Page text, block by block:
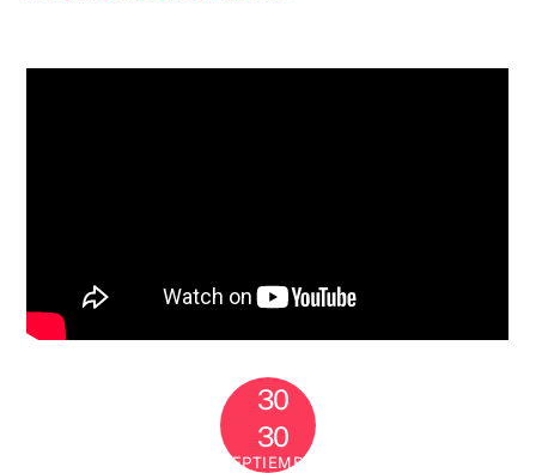
30
30
SEPTIEMBRE